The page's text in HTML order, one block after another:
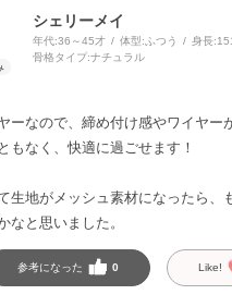
シェリーメイ
年代:36～45才 体型: ふつう 身長:
骨格タイプ:ナチュラル
ーなので、締め付け感やワイヤー
もなく、快適に過ごせます！
生地がメッシュ素材になったら、
なと思いました。
参考になった 0 Like!